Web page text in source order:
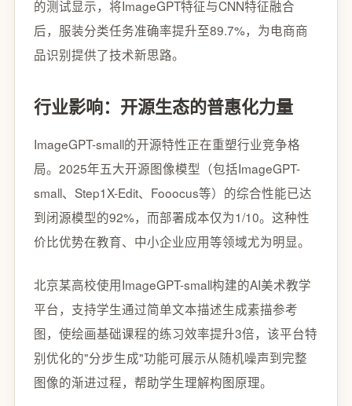
的测试显示，将ImageGPT特征与CNN特征融合
后，服装分类任务准确率提升至89.7%，为电商商
品识别提供了技术新思路。
行业影响：开源生态的普惠化力量
ImageGPT-small的开源特性正在重塑行业竞争格
局。2025年五大开源图像模型（包括ImageGPT-
small、Step1X-Edit、Fooocus等）的综合性能已达
到闭源模型的92%，而部署成本仅为1/10。这种性
价比优势在教育、中小企业应用等领域尤为明显。
北京某高校使用ImageGPT-small构建的AI美术教学
平台，支持学生通过简单文本描述生成素描参考
图，使绘画基础课程的练习效率提升3倍，该平台特
别优化的"分步生成"功能可展示从随机噪声到完整
图像的渐进过程，帮助学生理解构图原理。